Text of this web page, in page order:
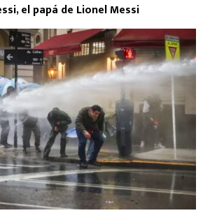
el papá de Lionel Messi